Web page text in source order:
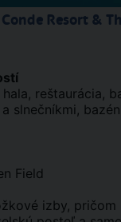
Resort &
reštaurácia,
slnečníkmi,
Field
izby,